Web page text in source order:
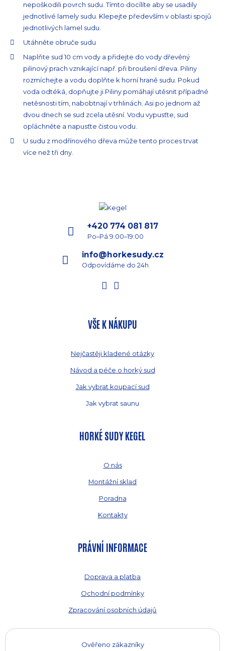
nepoškodili povrch sudu. Tímto docílíte aby se usadily
jednotlivé lamely sudu. Klepejte především v oblasti spojů
jednotlivých lamel sudu.
Utáhněte obruče sudu
Naplňte sud 10 cm vody a přidejte do vody dřevěný
pilinový prach vznikající např. při broušení dřeva. Piliny
rozmíchejte a vodu doplňte k horní hraně sudu. Pokud
voda odtéká, dopňujte ji.Piliny pomáhají utěsnit případné
netěsnosti tím, nabobtnají v trhlinách. Asi po jednom až
dvou dnech se sud zcela utěsní. Vodu vypusťte, sud
opláchněte a napusťte čistou vodu.
U sudu z modřínového dřeva může tento proces trvat
více než tři dny.
+420 774 081 817
Po–Pá 9.00–19:00
info@horkesudy.cz
Odpovídáme do 24h
VŠE K NÁKUPU
Nejčastěji kladené otázky
Návod a péče o horký sud
Jak vybrat koupací sud
Jak vybrat saunu
HORKÉ SUDY KEGEL
O nás
Montážní sklad
Poradna
Kontakty
PRÁVNÍ INFORMACE
Doprava a platba
Ochodní podmínky
Zpracování osobních údajů
Ověřeno zákazníky